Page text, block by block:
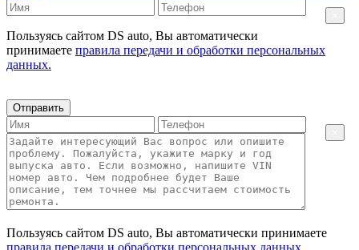
Пользуясь сайтом DS auto, Вы автоматически
принимаете правила передачи и обработки персональных
данных.
Отправить
Пользуясь сайтом DS auto, Вы автоматически принимаете